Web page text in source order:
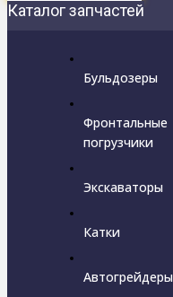
Каталог запчастей
Бульдозеры
Фронтальные
погрузчики
Экскаваторы
Катки
Автогрейдеры